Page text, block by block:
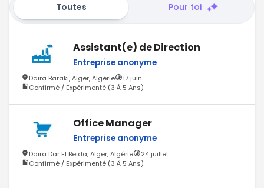
Toutes Pour toi
Assistant(e) de Direction
Entreprise anonyme
Daïra Baraki, Alger, Algérie
17 juin
Confirmé / Expérimenté (3 À 5 Ans)
Office Manager
Entreprise anonyme
Daïra Dar El Beïda, Alger, Algérie
24 juillet
Confirmé / Expérimenté (3 À 5 Ans)